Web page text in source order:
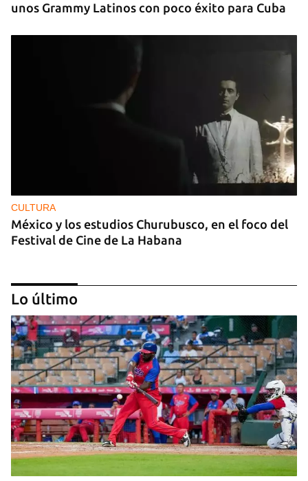
unos Grammy Latinos con poco éxito para Cuba
CULTURA
México y los estudios Churubusco, en el foco del
Festival de Cine de La Habana
MÚSICA
Un público enamorado de Celia Cruz desafía la
censura en un homenaje en La Habana
Lo último